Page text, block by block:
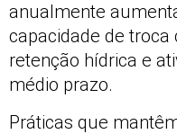
anualmente
capacidade de troca
retenção hídrica e
médio prazo.
Práticas que